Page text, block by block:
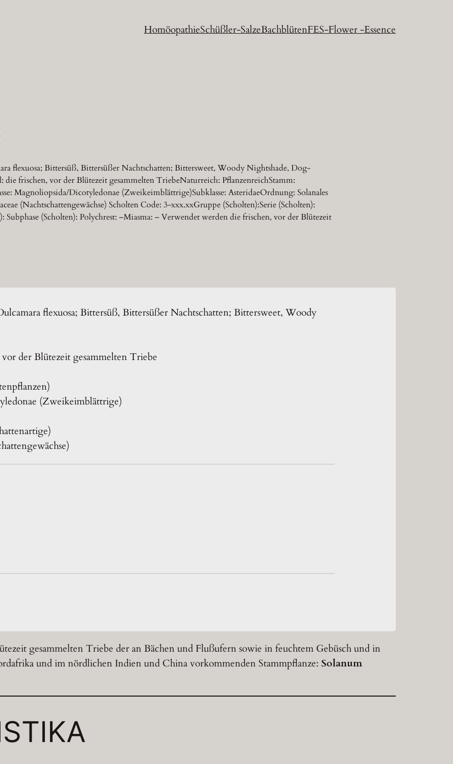
HomöopathieSchüßler-SalzeBachblütenFES-Flower -Essence
flexuosa; Bittersüß, Bittersüßer Nachtschatten; Bittersweet, Woody Nightshade, Dog-
frischen, vor der Blütezeit gesammelten TriebeNaturreich: PflanzenreichStamm:
Magnoliopsida/Dicotyledonae (Zweikeimblättrige)Subklasse: AsteridaeOrdnung: Solanales
(Nachtschattengewächse) Scholten Code: 3-xxx.xxGruppe (Scholten):Serie (Scholten):
Subphase (Scholten): Polychrest: –Miasma: – Verwendet werden die frischen, vor der Blütezeit
flexuosa; Bittersüß, Bittersüßer Nachtschatten; Bittersweet, Woody
der Blütezeit gesammelten Triebe
(Zweikeimblättrige)
gesammelten Triebe der an Bächen und Flußufern sowie in feuchtem Gebüsch und in
und im nördlichen Indien und China vorkommenden Stammpflanze: Solanum